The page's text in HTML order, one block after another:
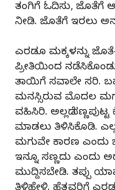
ತಂಗಿಗೆ ಓದಿಸು, ಜೊತೆಗೆ
ನೀಡಿ. ಜೊತೆಗೆ ಇರಲು
ಎರಡೂ ಮಕ್ಕಳನ್ನು
ಪ್ರೀತಿಯಿಂದ
ತಾಯಿಗೆ ಸವಾಲೇ ಸರಿ.
ಮನಸ್ಸಿರುವ ಮೊದಲ‌
ವಹಿಸಿರಿ. ಅಲ್ಲದೆ
ಮಾಡಲು ತಿಳಿಸಿಕೊಡಿ.
ಮಗುವೇ ಕಾರಣ ಎಂದು
ಇನ್ನೂ ಸಣ್ಣದು ಎಂದು
ಮುದ್ದಿಸಬೇಡಿ. ತಪ್ಪು